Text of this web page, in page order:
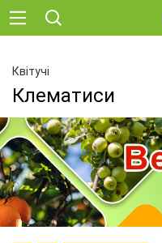
Квітучі
Клематиси